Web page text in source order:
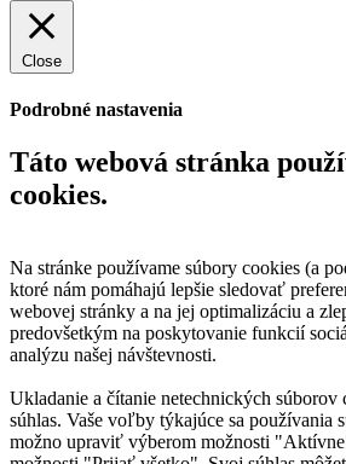
Close
Podrobné nastavenia
Táto webová stránka
cookies.
Na stránke používame súbory cookies (a
ktoré nám pomáhajú lepšie sledovať
webovej stránky a na jej optimalizáciu a
predovšetkým na poskytovanie funkcií
analýzu našej návštevnosti.
Ukladanie a čítanie netechnických súborov
súhlas. Vaše voľby týkajúce sa používania
možno upraviť výberom možnosti